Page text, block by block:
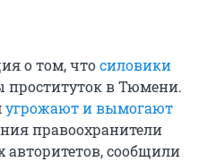
о том, чтосиловики
проституток в Тюмени.
угрожают и вымогают
правоохранители
сообщили